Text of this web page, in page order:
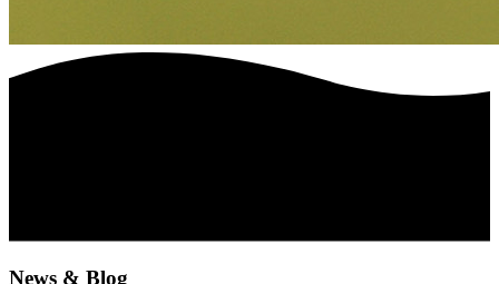
News & Blog